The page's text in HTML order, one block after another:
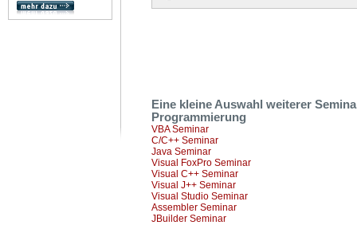
Eine kleine Auswahl weiterer
Programmierung
VBA Seminar
C/C++ Seminar
Java Seminar
Visual FoxPro Seminar
Visual C++ Seminar
Visual J++ Seminar
Visual Studio Seminar
Assembler Seminar
JBuilder Seminar